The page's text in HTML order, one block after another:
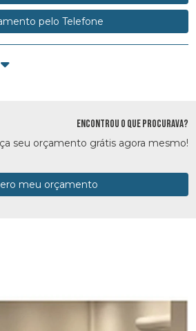
pelo Telefone
ENCONTROU O QUE PROCURAVA?
seu orçamento grátis agora mesmo!
meu orçamento